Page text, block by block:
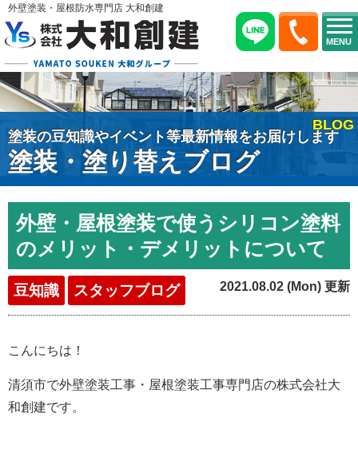
MENU
外壁塗装・屋根防水専門店 大和創建
塗装の豆知識やイベント等最新情報をお届けします
塗装・塗り替えブログ
BLOG
外壁・屋根塗装で使うシリコン塗料
のメリット・デメリットについて
豆知識 スタッフブログ 2021.08.02 (Mon) 更新
こんにちは！
清須市で外壁塗装工事・屋根塗装工事専門店の株式会社大
和創建です。